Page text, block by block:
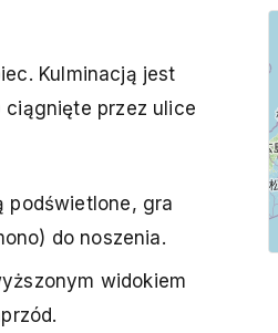
Kulminacją jest
ciągnięte przez ulice
podświetlone, gra
do noszenia.
widokiem